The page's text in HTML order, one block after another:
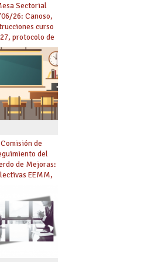
Sectorial
26: Canoso,
curso
protocolo de
agresiones.
Comisión de
del
de Mejoras:
EEMM,
55 y pilotaje
en centros
tensionados